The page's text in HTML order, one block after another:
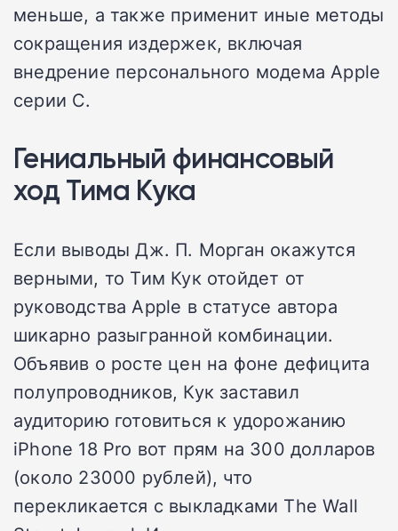
меньше, а также применит иные методы
сокращения издержек, включая
внедрение персонального модема Apple
серии C.
Гениальный финансовый
ход Тима Кука
Если выводы Дж. П. Морган окажутся
верными, то Тим Кук отойдет от
руководства Apple в статусе автора
шикарно разыгранной комбинации.
Объявив о росте цен на фоне дефицита
полупроводников, Кук заставил
аудиторию готовиться к удорожанию
iPhone 18 Pro вот прям на 300 долларов
(около 23000 рублей), что
перекликается с выкладками The Wall